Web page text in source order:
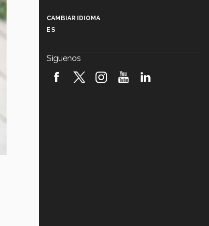
robótica FIRST 2026! (video)
CAMBIAR IDIOMA
ES
Síguenos